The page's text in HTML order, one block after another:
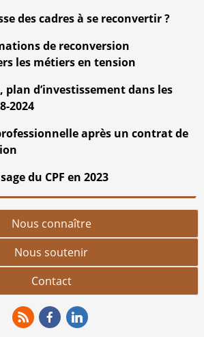
des cadres à se reconvertir ?
de reconversion
les métiers en tension
plan d’investissement dans les
2024
après un contrat de
du CPF en 2023
Nous connaître
Nous soutenir
Contact